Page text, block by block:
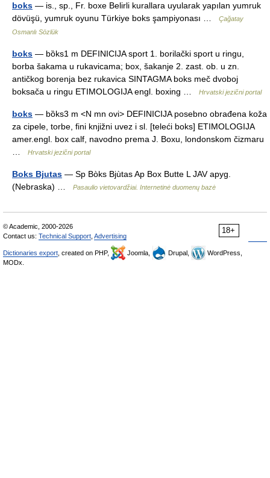
boks — is., sp., Fr. boxe Belirli kurallara uyularak yapılan yumruk
dövüşü, yumruk oyunu Türkiye boks şampiyonası …
Çağatay
Osmanlı Sözlük
boks — bȍks1 m DEFINICIJA sport 1. borilački sport u ringu,
borba šakama u rukavicama; box, šakanje 2. zast. ob. u zn.
antičkog borenja bez rukavica SINTAGMA boks meč dvoboj
boksača u ringu ETIMOLOGIJA engl. boxing …
Hrvatski jezični portal
boks — bȍks3 m <N mn ovi> DEFINICIJA posebno obrađena koža
za cipele, torbe, fini knjižni uvez i sl. [teleći boks] ETIMOLOGIJA
amer.engl. box calf, navodno prema J. Boxu, londonskom čizmaru
Hrvatski jezični portal
Boks Bjutas — Sp Bòks Bjùtas Ap Box Butte L JAV apyg.
(Nebraska) …
Pasaulio vietovardžiai. Internetinė duomenų bazė
18+
© Academic, 2000-2026
Contact us: Technical Support Advertising
Dictionaries export , created on PHP, Joomla, Drupal,
WordPress,
MODx.